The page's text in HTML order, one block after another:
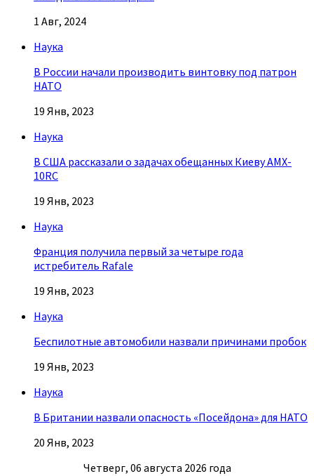
1 Авг, 2024
Наука
В России начали производить винтовку под патрон
НАТО
19 Янв, 2023
Наука
В США рассказали о задачах обещанных Киеву AMX-
10RC
19 Янв, 2023
Наука
Франция получила первый за четыре года
истребитель Rafale
19 Янв, 2023
Наука
Беспилотные автомобили назвали причинами пробок
19 Янв, 2023
Наука
В Британии назвали опасность «Посейдона» для НАТО
20 Янв, 2023
Четверг, 06 августа 2026 года